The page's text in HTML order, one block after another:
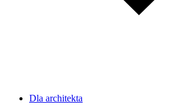
Dla architekta